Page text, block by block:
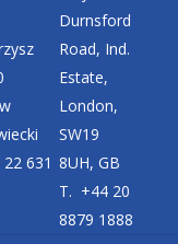
631
Durnsford
Road, Ind.
Estate,
London,
SW19
8UH, GB
T. +44 20
8879 1888